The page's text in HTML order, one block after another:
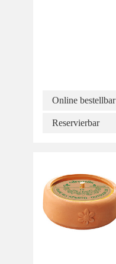
Online bestellbar
Reservierbar